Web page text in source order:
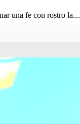
una fe con rostro